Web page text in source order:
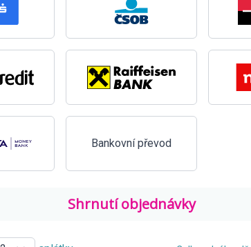
Bankovní převod
Shrnutí objednávky